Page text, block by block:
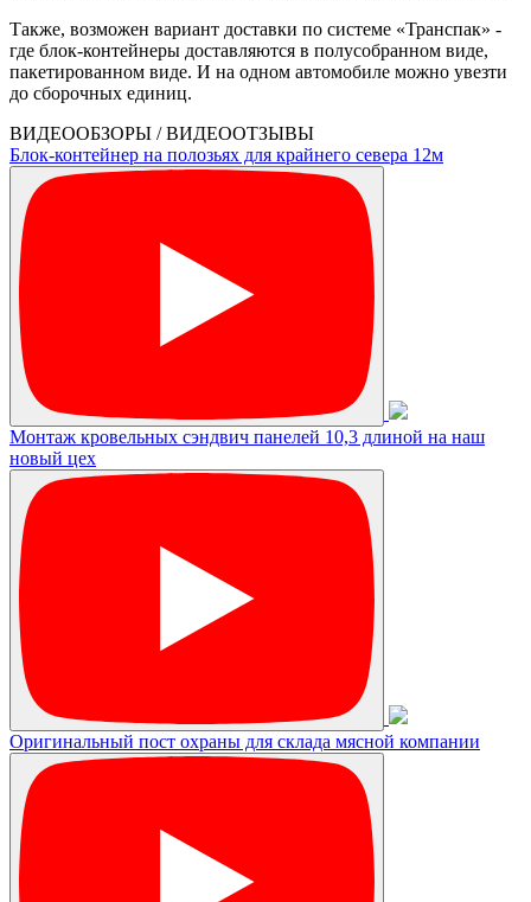
Также, возможен вариант доставки по системе «Транспак» -
где блок-контейнеры доставляются в полусобранном виде,
пакетированном виде. И на одном автомобиле можно увезти
до сборочных единиц.
ВИДЕООБЗОРЫ / ВИДЕООТЗЫВЫ
Блок-контейнер на полозьях для крайнего севера 12м
Монтаж кровельных сэндвич панелей 10,3 длиной на наш
новый цех
Оригинальный пост охраны для склада мясной компании